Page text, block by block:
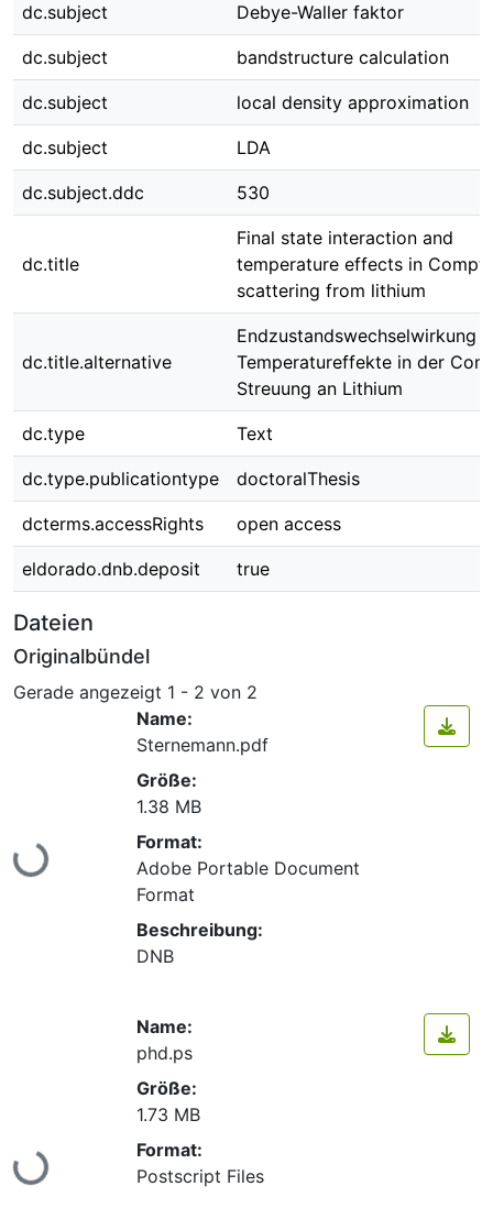
dc.subject Debye-Waller faktor
dc.subject bandstructure calculation
dc.subject local density approximation
dc.subject LDA
dc.subject.ddc 530
dc.title
Final state interaction and
temperature effects in
scattering from lithium
dc.title.alternative
Endzustandswechselwirkung
Temperatureffekte in der
Streuung an Lithium
dc.type Text
dc.type.publicationtype doctoralThesis
dcterms.accessRights open access
eldorado.dnb.deposit true
Dateien
Originalbündel
Gerade angezeigt 1 - 2 von 2
Name:
Sternemann.pdf
Größe:
1.38 MB
Format:
Adobe Portable Document
Format
Beschreibung:
DNB
Name:
phd.ps
Größe:
1.73 MB
Format:
Postscript Files